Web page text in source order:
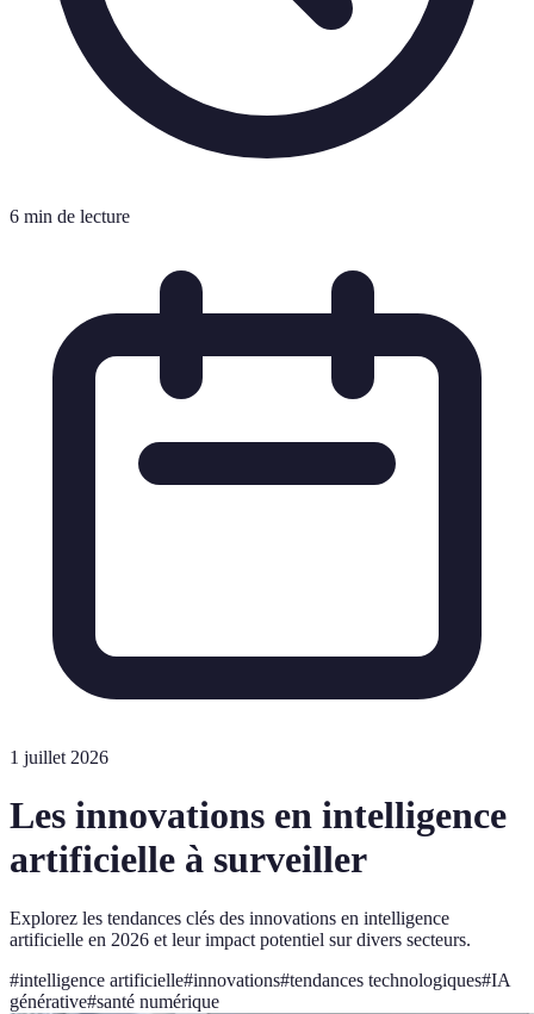
6 min de lecture
1 juillet 2026
Les innovations en intelligence
artificielle à surveiller
Explorez les tendances clés des innovations en intelligence
artificielle en 2026 et leur impact potentiel sur divers secteurs.
#intelligence artificielle#innovations#tendances technologiques#IA
générative#santé numérique